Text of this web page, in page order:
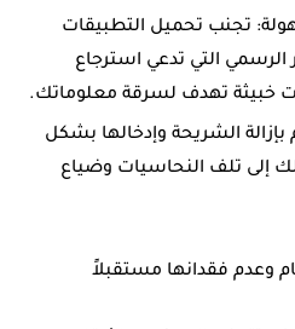
تجنب تحميل التطبيقات
الرسمي التي تدعي استرجاع
خبيثة تهدف لسرقة معلوماتك.
بإزالة الشريحة وإدخالها بشكل
إلى تلف النحاسيات وضياع
وعدم فقدانها مستقبلاً